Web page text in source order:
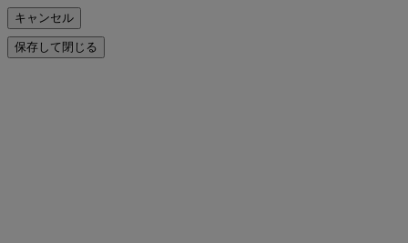
キャンセル
保存して閉じる